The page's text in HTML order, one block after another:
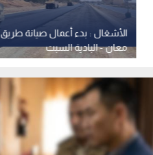
الأشغال : بدء أعمال صيانة طريق
معان - البادية السبت